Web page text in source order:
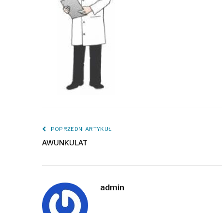
POPRZEDNI ARTYKUŁ
AWUNKULAT
admin